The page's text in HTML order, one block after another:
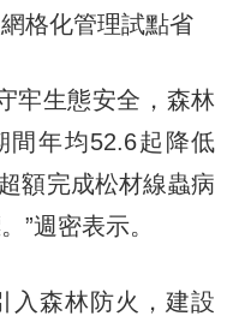
格化管理試點省
生態安全，森林
間年均52.6起降低
額完成松材線蟲病
”週密表示。
森林防火，建設